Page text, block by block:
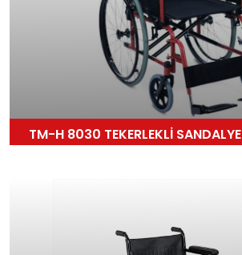
TM-H 8030 TEKERLEKLİ SANDALYE